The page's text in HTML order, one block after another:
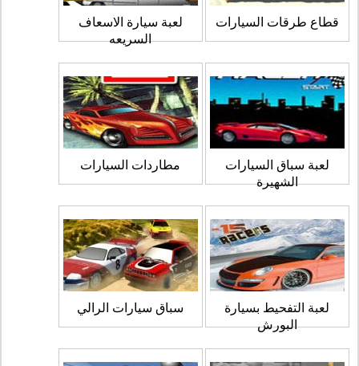
قطاع طرقات السيارات
لعبة سيارة الاسعاف
السريعه
لعبة سباق السيارات
الشهيرة
مطاردات السيارات
لعبة التفحيط بسيارة
البورش
سباق سيارات الرالي